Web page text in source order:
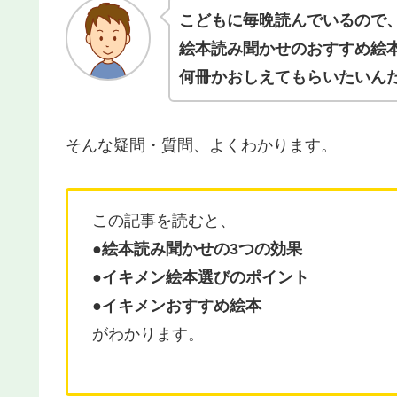
こどもに毎晩読んでいるので、
絵本読み聞かせのおすすめ絵
何冊かおしえてもらいたいん
そんな疑問・質問、よくわかります。
この記事を読むと、
●絵本読み聞かせの3つの効果
●イキメン絵本選びのポイント
●イキメンおすすめ絵本
がわかります。